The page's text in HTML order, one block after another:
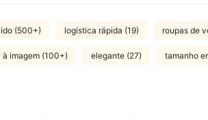
(500+) logística rápida (19) roupas de
à imagem (100+) elegante (27) tamanho